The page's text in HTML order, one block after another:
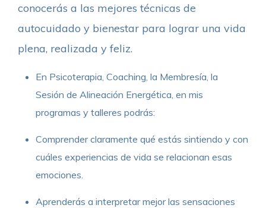
conocerás a las mejores técnicas de
autocuidado y bienestar para lograr una vida
plena, realizada y feliz.
En Psicoterapia, Coaching, la Membresía, la
Sesión de Alineación Energética, en mis
programas y talleres podrás:
Comprender claramente qué estás sintiendo y con
cuáles experiencias de vida se relacionan esas
emociones.
Aprenderás a interpretar mejor las sensaciones